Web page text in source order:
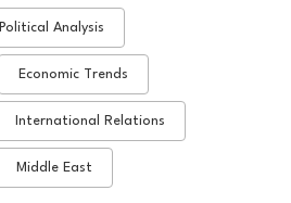
Political Analysis
Economic Trends
International Relations
Middle East